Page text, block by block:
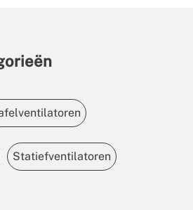
Statiefventilatoren